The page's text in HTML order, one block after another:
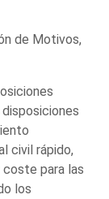
de Motivos,
civil rápido,
coste para las
los